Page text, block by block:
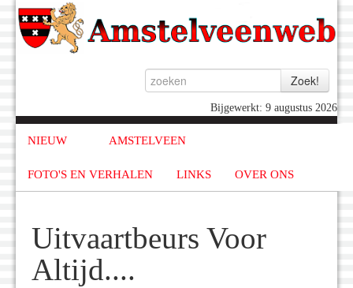
Bijgewerkt: 9 augustus 2026
NIEUW AMSTELVEEN
FOTO'S EN VERHALEN LINKS OVER ONS
Uitvaartbeurs Voor
Altijd....